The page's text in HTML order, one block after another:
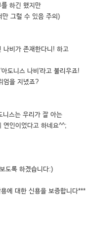
하긴 했지만
만 그럴 수 있음 주의)
나비가 존재한다니! 하고
도니스 나비'라고 불리우죠!
엄을 지녔죠?
니스는 우리가 잘 아는
연인이었다고 하네요^^;
도록 하겠습니다:)
에 대한 신용을 보증합니다***